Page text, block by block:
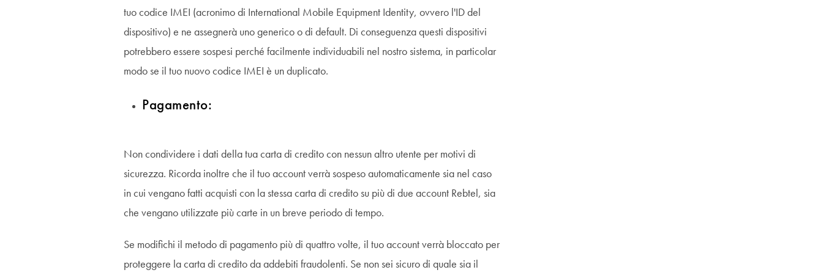
tuo codice IMEI (acronimo di International Mobile Equipment Identity, ovvero l'ID del
dispositivo) e ne assegnerà uno generico o di default. Di conseguenza questi dispositivi
potrebbero essere sospesi perché facilmente individuabili nel nostro sistema, in particolar
modo se il tuo nuovo codice IMEI è un duplicato.
Pagamento:
Non condividere i dati della tua carta di credito con nessun altro utente per motivi di
sicurezza. Ricorda inoltre che il tuo account verrà sospeso automaticamente sia nel caso
in cui vengano fatti acquisti con la stessa carta di credito su più di due account Rebtel, sia
che vengano utilizzate più carte in un breve periodo di tempo.
Se modifichi il metodo di pagamento più di quattro volte, il tuo account verrà bloccato per
proteggere la carta di credito da addebiti fraudolenti. Se non sei sicuro di quale sia il